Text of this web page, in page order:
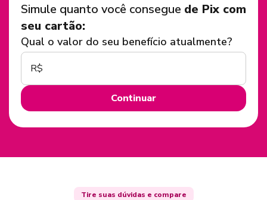
Simule quanto você consegue de Pix com
seu cartão:
Qual o valor do seu benefício atualmente?
R$
Continuar
Tire suas dúvidas e compare